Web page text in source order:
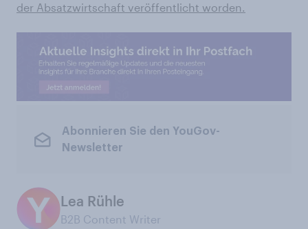
der Absatzwirtschaft veröffentlicht worden.
Abonnieren Sie den YouGov-
Newsletter
Lea Rühle
B2B Content Writer